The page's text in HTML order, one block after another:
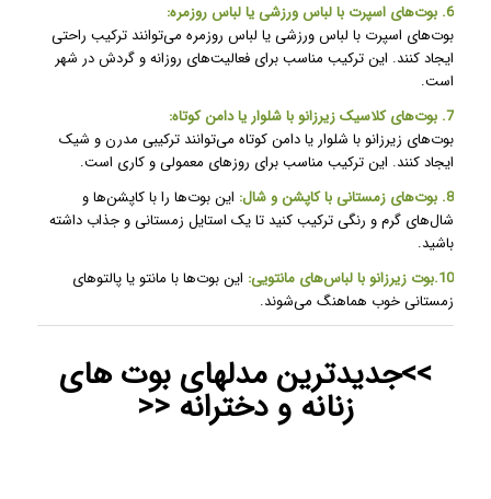
6. بوت‌های اسپرت با لباس ورزشی یا لباس روزمره:
بوت‌های اسپرت با لباس ورزشی یا لباس روزمره می‌توانند ترکیب راحتی
ایجاد کنند. این ترکیب مناسب برای فعالیت‌های روزانه و گردش در شهر
است.
7. بوت‌های کلاسیک زیرزانو با شلوار یا دامن کوتاه:
بوت‌های زیرزانو با شلوار یا دامن کوتاه می‌توانند ترکیبی مدرن و شیک
ایجاد کنند. این ترکیب مناسب برای روزهای معمولی و کاری است.
8. بوت‌های زمستانی با کاپشن و شال:
این بوت‌ها را با کاپشن‌ها و
شال‌های گرم و رنگی ترکیب کنید تا یک استایل زمستانی و جذاب داشته
باشید.
10. بوت‌ زیرزانو با لباس‌های مانتویی: این بوت‌ها با مانتو یا پالتوهای
زمستانی خوب هماهنگ می‌شوند.
>>جدیدترین مدلهای بوت های
زنانه و دخترانه <<